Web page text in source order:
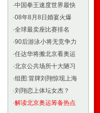
·中国拳王速度世界最快
·08年8月8日婚宴火爆
·全球最卖座比赛排名
·90后游泳小将无竞争力
·任达华将搬北京看奥运
·北京公共场所十大陋习
·组图:冒牌刘翔惊现上海
·刘翔恋上体坛女杰？
·解读北京奥运筹备热点